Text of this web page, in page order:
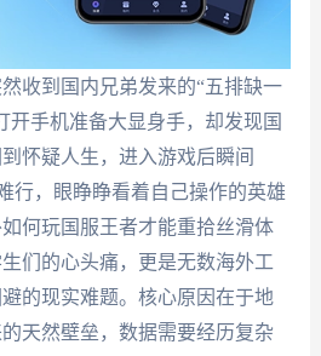
收到国内兄弟发来的“五排缺一
开手机准备大显身手，却发现国
怀疑人生，进入游戏后瞬间
行，眼睁睁看着自己操作的英雄
何玩国服王者才能重拾丝滑体
们的心头痛，更是无数海外工
的现实难题。核心原因在于地
天然壁垒，数据需要经历复杂